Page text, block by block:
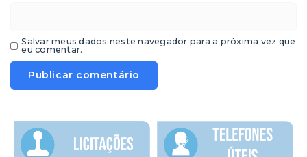
Salvar meus dados neste navegador para a próxima vez que
eu comentar.